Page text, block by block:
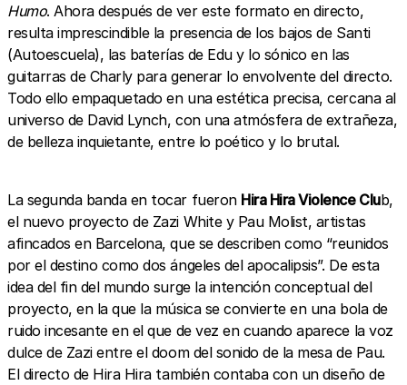
Humo. Ahora después de ver este formato en directo,
resulta imprescindible la presencia de los bajos de Santi
(Autoescuela), las baterías de Edu y lo sónico en las
guitarras de Charly para generar lo envolvente del directo.
Todo ello empaquetado en una estética precisa, cercana al
universo de David Lynch, con una atmósfera de extrañeza,
de belleza inquietante, entre lo poético y lo brutal.
La segunda banda en tocar fueron Hira Hira Violence Club,
el nuevo proyecto de Zazi White y Pau Molist, artistas
afincados en Barcelona, que se describen como “reunidos
por el destino como dos ángeles del apocalipsis”. De esta
idea del fin del mundo surge la intención conceptual del
proyecto, en la que la música se convierte en una bola de
ruido incesante en el que de vez en cuando aparece la voz
dulce de Zazi entre el doom del sonido de la mesa de Pau.
El directo de Hira Hira también contaba con un diseño de